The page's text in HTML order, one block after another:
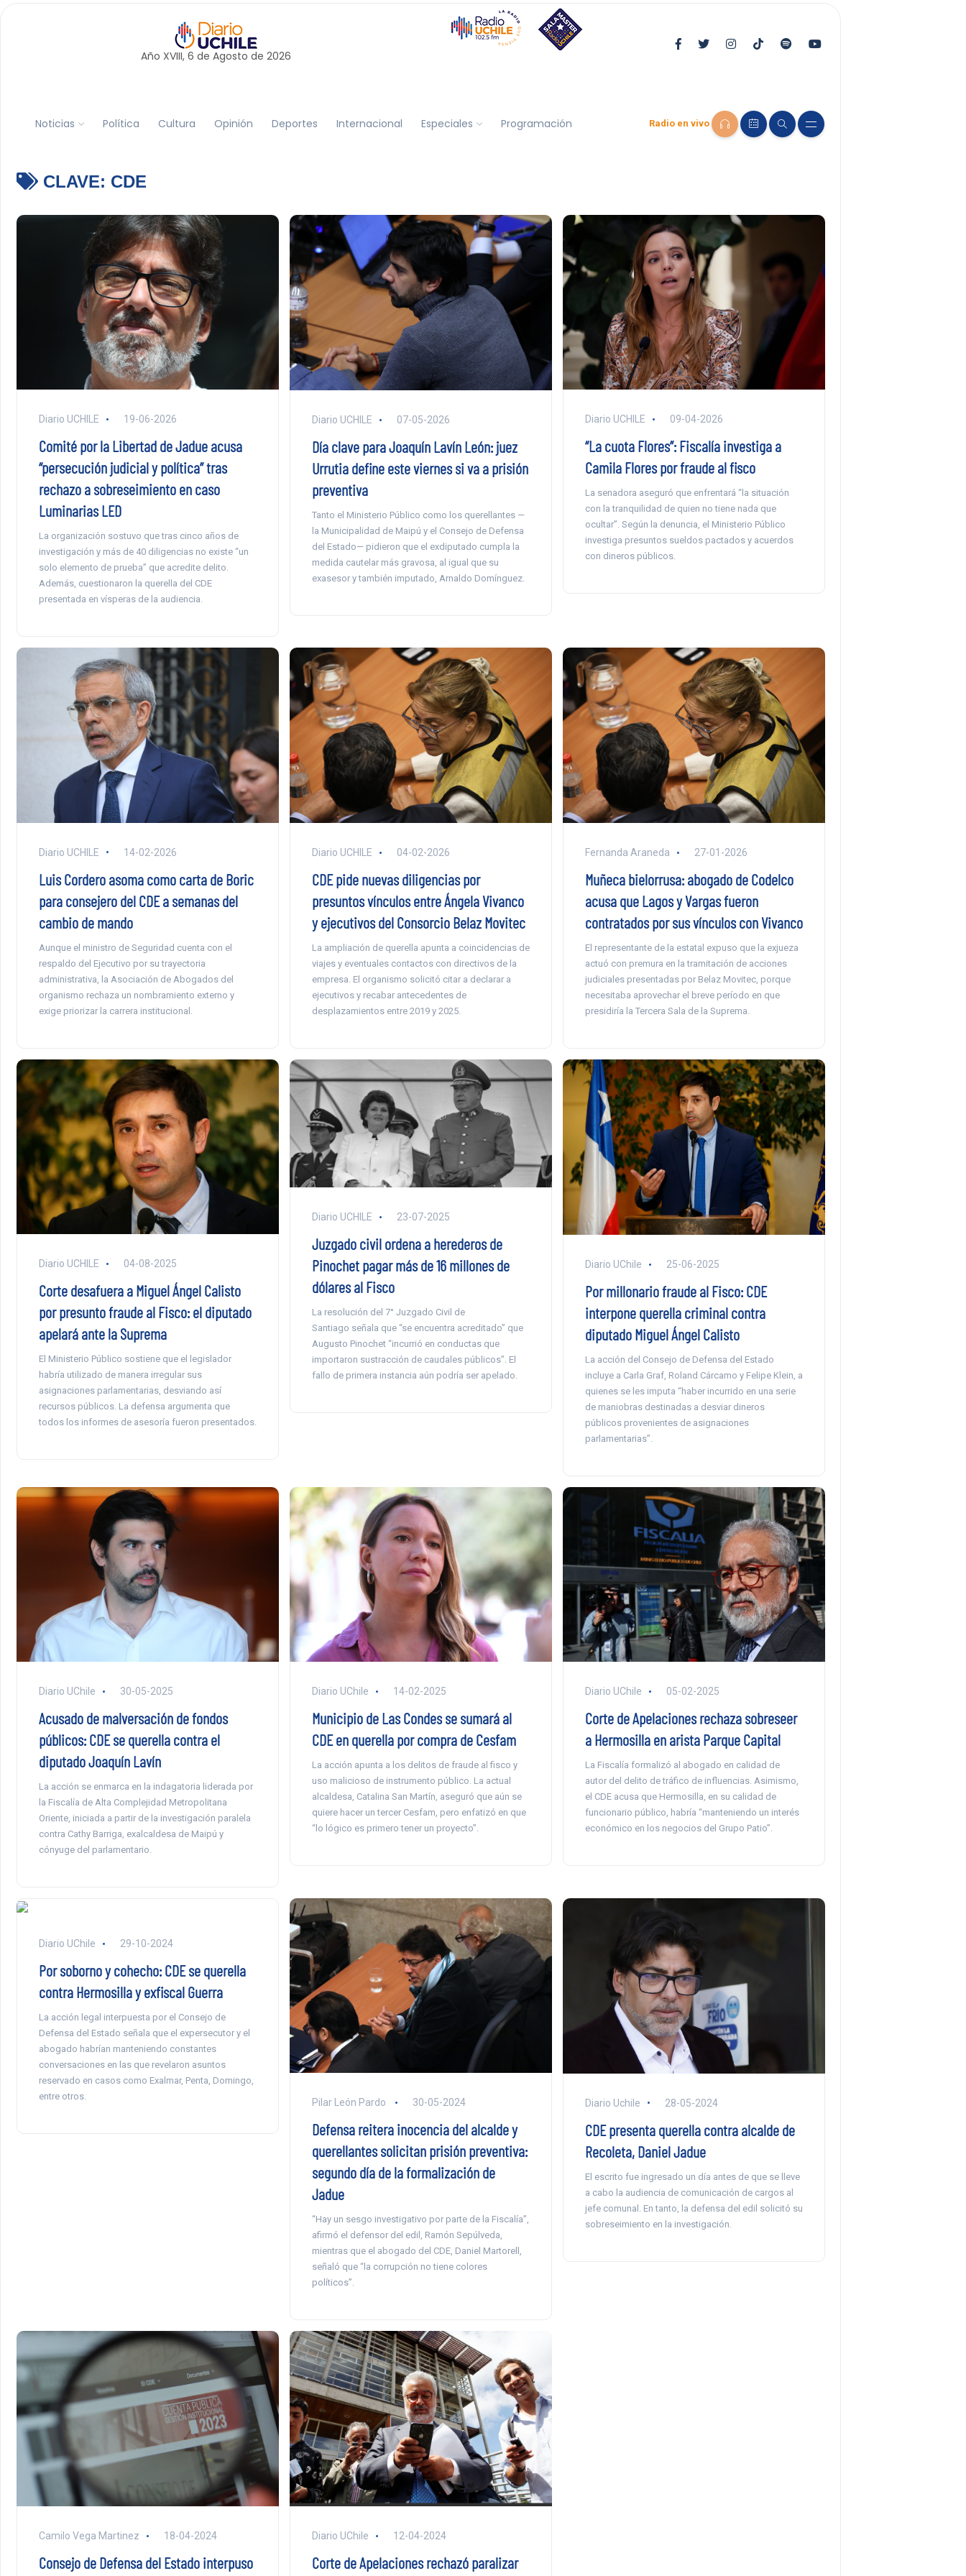
Año XVIII, 6 de Agosto de 2026
Noticias Política Cultura Opinión Deportes Internacional Especiales Programación Radio en vivo
CLAVE: CDE
Diario UCHILE 19-06-2026
Comité por la Libertad de Jadue acusa
“persecución judicial y política” tras
rechazo a sobreseimiento en caso
Luminarias LED
La organización sostuvo que tras cinco años de
investigación y más de 40 diligencias no existe “un
solo elemento de prueba” que acredite delito.
Además, cuestionaron la querella del CDE
presentada en vísperas de la audiencia.
Diario UCHILE 07-05-2026
Día clave para Joaquín Lavín León: juez
Urrutia define este viernes si va a prisión
preventiva
Tanto el Ministerio Público como los querellantes —
la Municipalidad de Maipú y el Consejo de Defensa
del Estado— pidieron que el exdiputado cumpla la
medida cautelar más gravosa, al igual que su
exasesor y también imputado, Arnaldo Domínguez.
Diario UCHILE 09-04-2026
“La cuota Flores”: Fiscalía investiga a
Camila Flores por fraude al fisco
La senadora aseguró que enfrentará “la situación
con la tranquilidad de quien no tiene nada que
ocultar”. Según la denuncia, el Ministerio Público
investiga presuntos sueldos pactados y acuerdos
con dineros públicos.
Diario UCHILE 14-02-2026
Luis Cordero asoma como carta de Boric
para consejero del CDE a semanas del
cambio de mando
Aunque el ministro de Seguridad cuenta con el
respaldo del Ejecutivo por su trayectoria
administrativa, la Asociación de Abogados del
organismo rechaza un nombramiento externo y
exige priorizar la carrera institucional.
Diario UCHILE 04-02-2026
CDE pide nuevas diligencias por
presuntos vínculos entre Ángela Vivanco
y ejecutivos del Consorcio Belaz Movitec
La ampliación de querella apunta a coincidencias de
viajes y eventuales contactos con directivos de la
empresa. El organismo solicitó citar a declarar a
ejecutivos y recabar antecedentes de
desplazamientos entre 2019 y 2025.
Fernanda Araneda 27-01-2026
Muñeca bielorrusa: abogado de Codelco
acusa que Lagos y Vargas fueron
contratados por sus vínculos con Vivanco
El representante de la estatal expuso que la exjueza
actuó con premura en la tramitación de acciones
judiciales presentadas por Belaz Movitec, porque
necesitaba aprovechar el breve período en que
presidiría la Tercera Sala de la Suprema.
Diario UCHILE 04-08-2025
Corte desafuera a Miguel Ángel Calisto
por presunto fraude al Fisco: el diputado
apelará ante la Suprema
El Ministerio Público sostiene que el legislador
habría utilizado de manera irregular sus
asignaciones parlamentarias, desviando así
recursos públicos. La defensa argumenta que
todos los informes de asesoría fueron presentados.
Diario UCHILE 23-07-2025
Juzgado civil ordena a herederos de
Pinochet pagar más de 16 millones de
dólares al Fisco
La resolución del 7° Juzgado Civil de
Santiago señala que “se encuentra acreditado” que
Augusto Pinochet “incurrió en conductas que
importaron sustracción de caudales públicos”. El
fallo de primera instancia aún podría ser apelado.
Diario UChile 25-06-2025
Por millonario fraude al Fisco: CDE
interpone querella criminal contra
diputado Miguel Ángel Calisto
La acción del Consejo de Defensa del Estado
incluye a Carla Graf, Roland Cárcamo y Felipe Klein, a
quienes se les imputa “haber incurrido en una serie
de maniobras destinadas a desviar dineros
públicos provenientes de asignaciones
parlamentarias”.
Diario UChile 30-05-2025
Acusado de malversación de fondos
públicos: CDE se querella contra el
diputado Joaquín Lavín
La acción se enmarca en la indagatoria liderada por
la Fiscalía de Alta Complejidad Metropolitana
Oriente, iniciada a partir de la investigación paralela
contra Cathy Barriga, exalcaldesa de Maipú y
cónyuge del parlamentario.
Diario UChile 14-02-2025
Municipio de Las Condes se sumará al
CDE en querella por compra de Cesfam
La acción apunta a los delitos de fraude al fisco y
uso malicioso de instrumento público. La actual
alcaldesa, Catalina San Martín, aseguró que aún se
quiere hacer un tercer Cesfam, pero enfatizó en que
“lo lógico es primero tener un proyecto”.
Diario UChile 05-02-2025
Corte de Apelaciones rechaza sobreseer
a Hermosilla en arista Parque Capital
La Fiscalía formalizó al abogado en calidad de
autor del delito de tráfico de influencias. Asimismo,
el CDE acusa que Hermosilla, en su calidad de
funcionario público, habría “manteniendo un interés
económico en los negocios del Grupo Patio”.
Diario UChile 29-10-2024
Por soborno y cohecho: CDE se querella
contra Hermosilla y exfiscal Guerra
La acción legal interpuesta por el Consejo de
Defensa del Estado señala que el expersecutor y el
abogado habrían manteniendo constantes
conversaciones en las que revelaron asuntos
reservado en casos como Exalmar, Penta, Domingo,
entre otros.
Pilar León Pardo 30-05-2024
Defensa reitera inocencia del alcalde y
querellantes solicitan prisión preventiva:
segundo día de la formalización de
Jadue
“Hay un sesgo investigativo por parte de la Fiscalía”,
afirmó el defensor del edil, Ramón Sepúlveda,
mientras que el abogado del CDE, Daniel Martorell,
señaló que “la corrupción no tiene colores
políticos”.
Diario Uchile 28-05-2024
CDE presenta querella contra alcalde de
Recoleta, Daniel Jadue
El escrito fue ingresado un día antes de que se lleve
a cabo la audiencia de comunicación de cargos al
jefe comunal. En tanto, la defensa del edil solicitó su
sobreseimiento en la investigación.
Camilo Vega Martinez 18-04-2024
Consejo de Defensa del Estado interpuso
Diario UChile 12-04-2024
Corte de Apelaciones rechazó paralizar